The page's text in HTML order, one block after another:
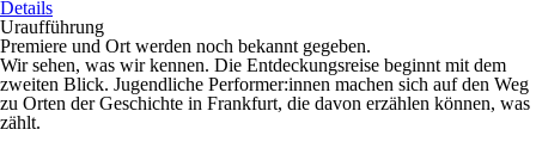
Details
Uraufführung
Premiere und Ort werden noch bekannt gegeben.
Wir sehen, was wir kennen. Die Entdeckungsreise beginnt mit dem
zweiten Blick. Jugendliche Performer:innen machen sich auf den Weg
zu Orten der Geschichte in Frankfurt, die davon erzählen können, was
zählt.